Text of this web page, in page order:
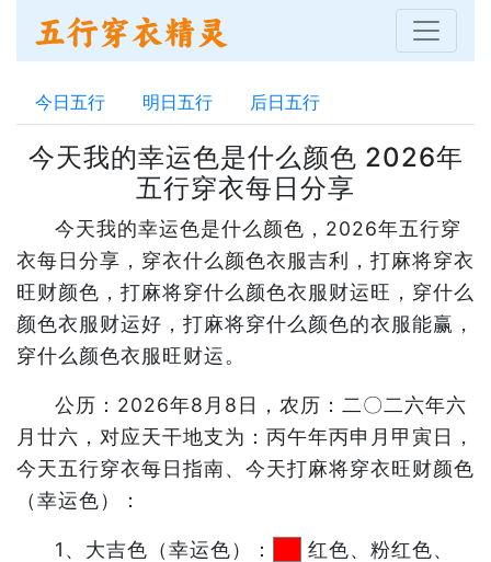
今日五行 明日五行 后日五行
今天我的幸运色是什么颜色 2026年
五行穿衣每日分享
今天我的幸运色是什么颜色，2026年五行穿
衣每日分享，穿衣什么颜色衣服吉利，打麻将穿衣
旺财颜色，打麻将穿什么颜色衣服财运旺，穿什么
颜色衣服财运好，打麻将穿什么颜色的衣服能赢，
穿什么颜色衣服旺财运。
公历：2026年8月8日，农历：二〇二六年六
月廿六，对应天干地支为：丙午年丙申月甲寅日，
今天五行穿衣每日指南、今天打麻将穿衣旺财颜色
（幸运色）：
1、大吉色（幸运色）：
红色、粉红色、